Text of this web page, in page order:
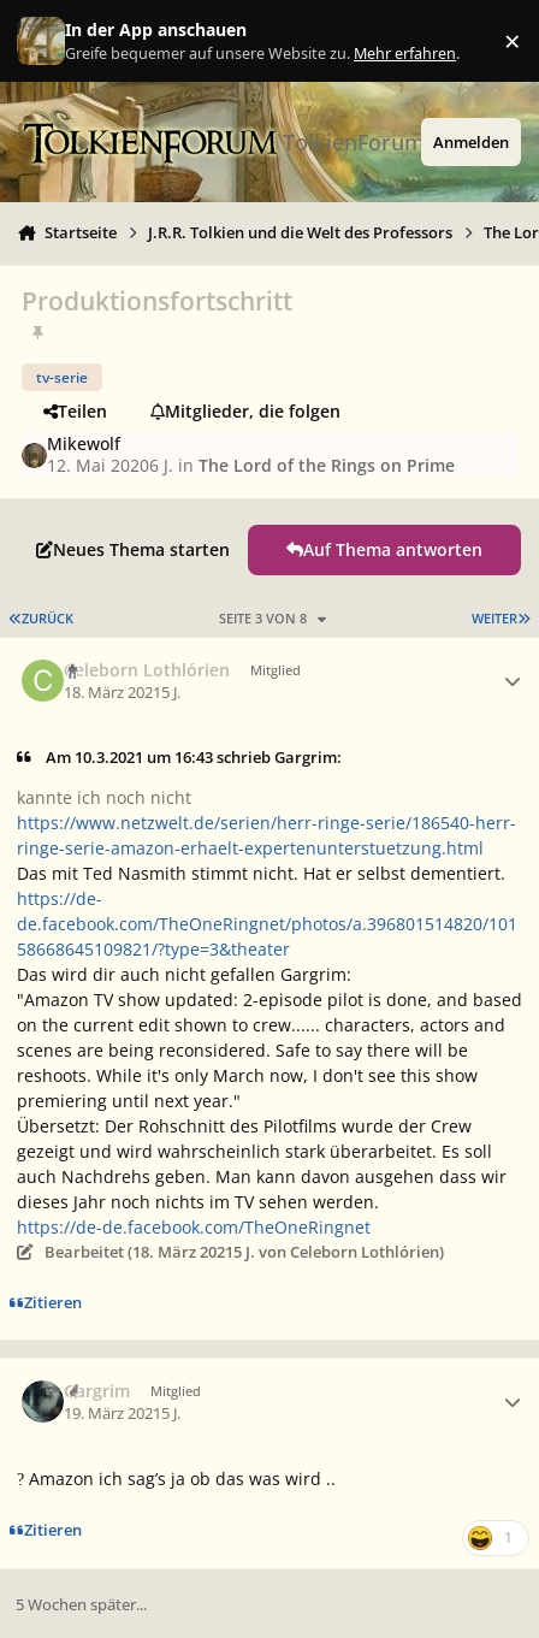
Zu Inhalt springen
In der App anschauen
Greife bequemer auf unsere Website zu. Mehr erfahren. ×
TolkienForum Anmelden
Startseite J.R.R. Tolkien und die Welt des Professors The
Produktionsfortschritt
tv-serie
Teilen
Mitglieder, die folgen
Mikewolf
12. Mai 20206 J. inThe Lord of the Rings on Prime
Neues Thema starten Auf Thema antworten
ERSTE SEITE
ZURÜCK WEITER
SEITE 3 VON 8
Celeborn Lothlórien Mitglied
18. März 20215 J.
Am 10.3.2021 um 16:43 schrieb Gargrim:
kannte ich noch nicht
https://www.netzwelt.de/serien/herr-ringe-serie/186540-herr-
ringe-serie-amazon-erhaelt-expertenunterstuetzung.html
Das mit Ted Nasmith stimmt nicht. Hat er selbst dementiert.
https://de-
de.facebook.com/TheOneRingnet/photos/a.396801514820/101
58668645109821/?type=3&theater
Das wird dir auch nicht gefallen Gargrim:
"Amazon TV show updated: 2-episode pilot is done, and based
on the current edit shown to crew...... characters, actors and
scenes are being reconsidered. Safe to say there will be
reshoots. While it's only March now, I don't see this show
premiering until next year."
Übersetzt: Der Rohschnitt des Pilotfilms wurde der Crew
gezeigt und wird wahrscheinlich stark überarbeitet. Es soll
auch Nachdrehs geben. Man kann davon ausgehen dass wir
dieses Jahr noch nichts im TV sehen werden.
https://de-de.facebook.com/TheOneRingnet
Bearbeitet (18. März 20215 J. von Celeborn Lothlórien)
Zitieren
Gargrim Mitglied
19. März 20215 J.
? Amazon ich sag’s ja ob das was wird ..
Zitieren 1
5 Wochen später...